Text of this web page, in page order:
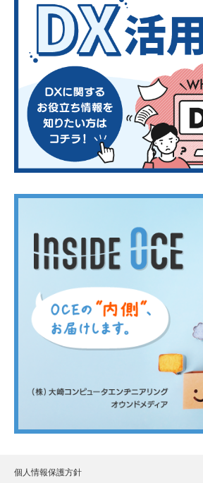
個人情報保護方針